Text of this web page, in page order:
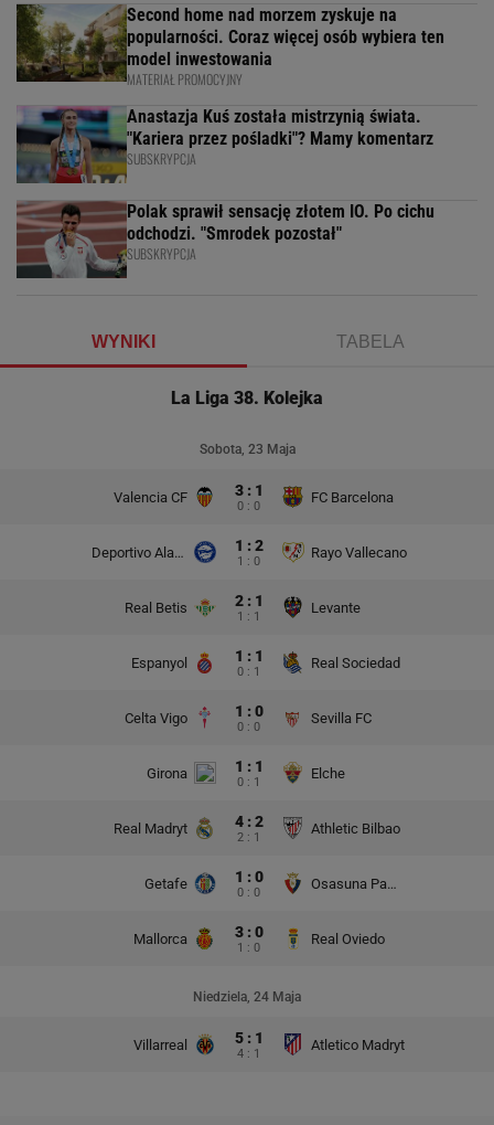
Second home nad morzem zyskuje na
popularności. Coraz więcej osób wybiera ten
model inwestowania
MATERIAŁ PROMOCYJNY
Anastazja Kuś została mistrzynią świata.
"Kariera przez pośladki"? Mamy komentarz
SUBSKRYPCJA
Polak sprawił sensację złotem IO. Po cichu
odchodzi. "Smrodek pozostał"
SUBSKRYPCJA
WYNIKI TABELA
La Liga 38. Kolejka
Sobota, 23 Maja
Valencia CF 3 : 1
0 : 0
FC Barcelona
Deportivo Alaves 1 : 2
1 : 0
Rayo Vallecano
Real Betis 2 : 1
1 : 1
Levante
Espanyol 1 : 1
0 : 1
Real Sociedad
Celta Vigo 1 : 0
0 : 0
Sevilla FC
Girona 1 : 1
0 : 1
Elche
Real Madryt 4 : 2
2 : 1
Athletic Bilbao
Getafe 1 : 0
0 : 0
Osasuna Pampeluna
Mallorca 3 : 0
1 : 0
Real Oviedo
Niedziela, 24 Maja
Villarreal 5 : 1
4 : 1
Atletico Madryt